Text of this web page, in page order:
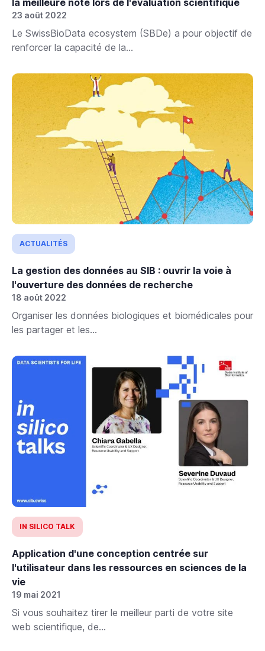
23 août 2022
Le SwissBioData ecosystem (SBDe) a pour objectif de
renforcer la capacité de la...
ACTUALITÉS
La gestion des données au SIB : ouvrir la voie à
l'ouverture des données de recherche
18 août 2022
Organiser les données biologiques et biomédicales pour
les partager et les...
IN SILICO TALK
Application d'une conception centrée sur
l'utilisateur dans les ressources en sciences de la
vie
19 mai 2021
Si vous souhaitez tirer le meilleur parti de votre site
web scientifique, de...